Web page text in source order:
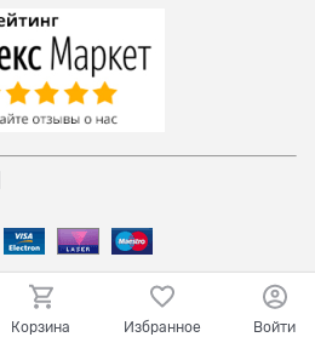
Корзина Избранное Войти